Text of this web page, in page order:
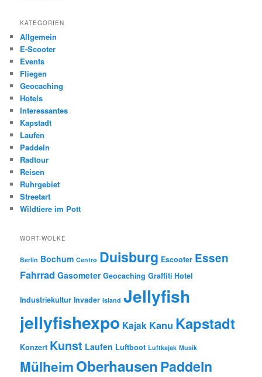
KATEGORIEN
Allgemein
E-Scooter
Events
Fliegen
Geocaching
Hotels
Interessantes
Kapstadt
Laufen
Paddeln
Radtour
Reisen
Ruhrgebiet
Streetart
Wildtiere im Pott
WORT-WOLKE
Berlin Bochum Centro Duisburg Escooter Essen
Fahrrad Gasometer Geocaching Graffiti Hotel
Industriekultur Invader Island Jellyfish
jellyfishexpo Kajak Kanu Kapstadt
Konzert Kunst Laufen Luftboot Luftkajak Musik
MülheimOberhausenPaddeln